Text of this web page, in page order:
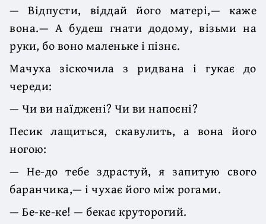
— Відпусти, віддай його матері,— каже
вона.— А будеш гнати додому, візьми на
руки, бо воно маленьке і пізнє.
Мачуха зіскочила з ридвана і гукає до
череди:
— Чи ви наїджені? Чи ви напоєні?
Песик лащиться, скавулить, а вона його
ногою:
— Не-до тебе здрастуй, я запитую свого
баранчика,— і чухає його між рогами.
— Бе-ке-ке! — бекає круторогий.